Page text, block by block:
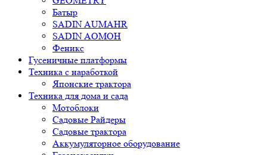
Батыр
SADIN AUMAHR
SADIN AOMOH
Феникс
Гусеничные платформы
Техника с наработкой
Японские трактора
Техника для дома и сада
Мотоблоки
Садовые Райдеры
Садовые трактора
Аккумуляторное оборудование